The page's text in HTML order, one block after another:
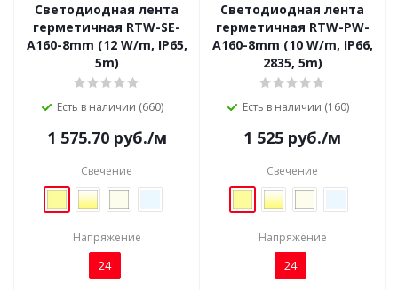
Светодиодная лента
герметичная RTW-SE-
A160-8mm (12 W/m, IP65,
5m)
Есть в наличии (660)
1 575.70руб./м
Свечение
Напряжение
24
Светодиодная лента
герметичная RTW-PW-
A160-8mm (10 W/m, IP66,
2835, 5m)
Есть в наличии (160)
1 525 руб./м
Свечение
Напряжение
24